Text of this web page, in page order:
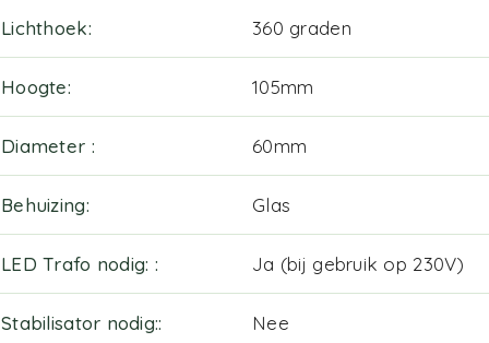
Lichthoek 360 graden
Hoogte 105mm
Diameter 60mm
Behuizing Glas
LED Trafo nodig: Ja (bij gebruik op 230V)
Stabilisator nodig: Nee